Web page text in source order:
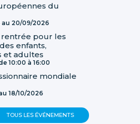
de prière universelle,
pour le 15 août et prière à lire en
du
au 20/09/2026
pour les
enfants,
et adultes
10:00 à 16:00
mondiale
18/10/2026
TOUS LES ÉVÉNEMENTS